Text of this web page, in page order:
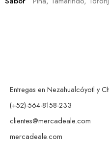
Entregas en Nezahualcóyotl y
(+52)-564-8158-233
clientes@mercadeale.com
mercadeale.com